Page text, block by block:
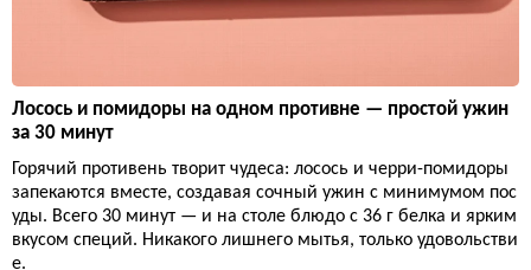
Лосось и помидоры на одном противне — простой ужин
за 30 минут
Горячий противень творит чудеса: лосось и черри-помидоры
запекаются вместе, создавая сочный ужин с минимумом пос
уды. Всего 30 минут — и на столе блюдо с 36 г белка и ярким
вкусом специй. Никакого лишнего мытья, только удовольстви
е.